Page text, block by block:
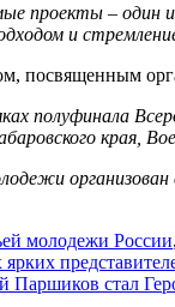
проекты – один
и
посвященным
полуфинала
края,
молодежи России,
Паршиков стал